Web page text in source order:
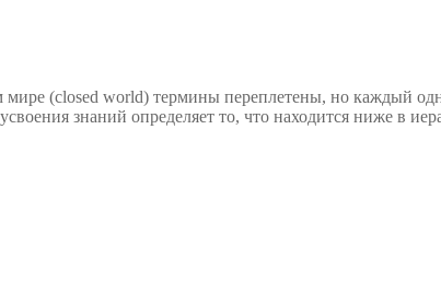
(closed world) термины переплетены, но каждый
знаний определяет то, что находится ниже в